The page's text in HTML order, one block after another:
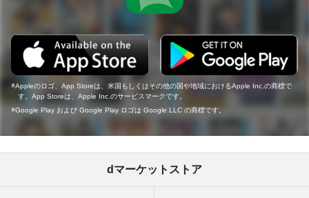
Appleのロゴ、App Storeは、米国もしくはその他の国や地域におけるApple Inc.の商標で
す。App Storeは、Apple Inc.のサービスマークです。
Google Play および Google Play ロゴは Google LLC の商標です。
dマーケットストア